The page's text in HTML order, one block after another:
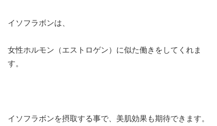
イソフラボンは、
女性ホルモン（エストロゲン）に似た働きをしてくれま
す。
イソフラボンを摂取する事で、美肌効果も期待できます。